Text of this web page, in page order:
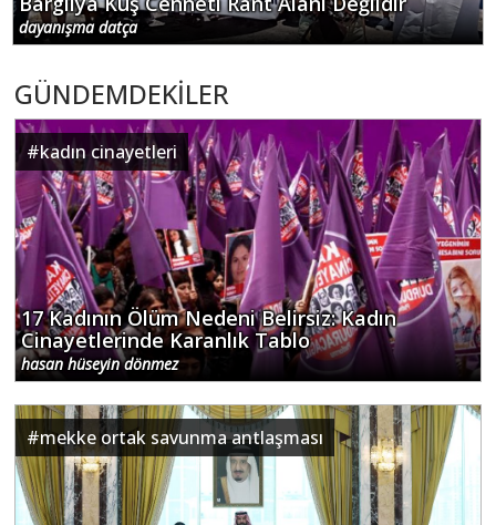
dayanışma datça
GÜNDEMDEKİLER
#kadın cinayetleri
17 Kadının Ölüm Nedeni Belirsiz: Kadın
Cinayetlerinde Karanlık Tablo
hasan hüseyin dönmez
#mekke ortak savunma antlaşması